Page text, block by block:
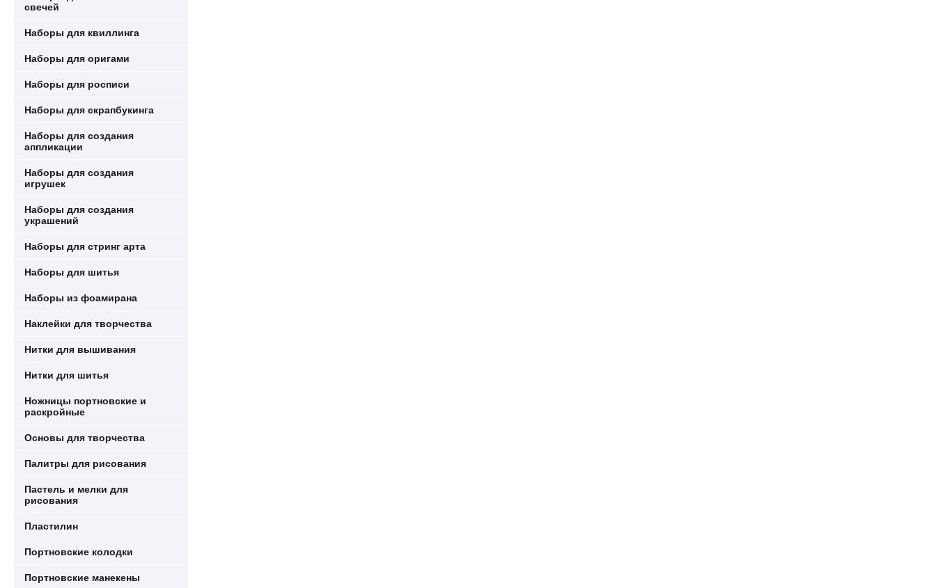
свечей
Наборы для квиллинга
Наборы для оригами
Наборы для росписи
Наборы для скрапбукинга
Наборы для создания
аппликации
Наборы для создания
игрушек
Наборы для создания
украшений
Наборы для стринг арта
Наборы для шитья
Наборы из фоамирана
Наклейки для творчества
Нитки для вышивания
Нитки для шитья
Ножницы портновские и
раскройные
Основы для творчества
Палитры для рисования
Пастель и мелки для
рисования
Пластилин
Портновские колодки
Портновские манекены